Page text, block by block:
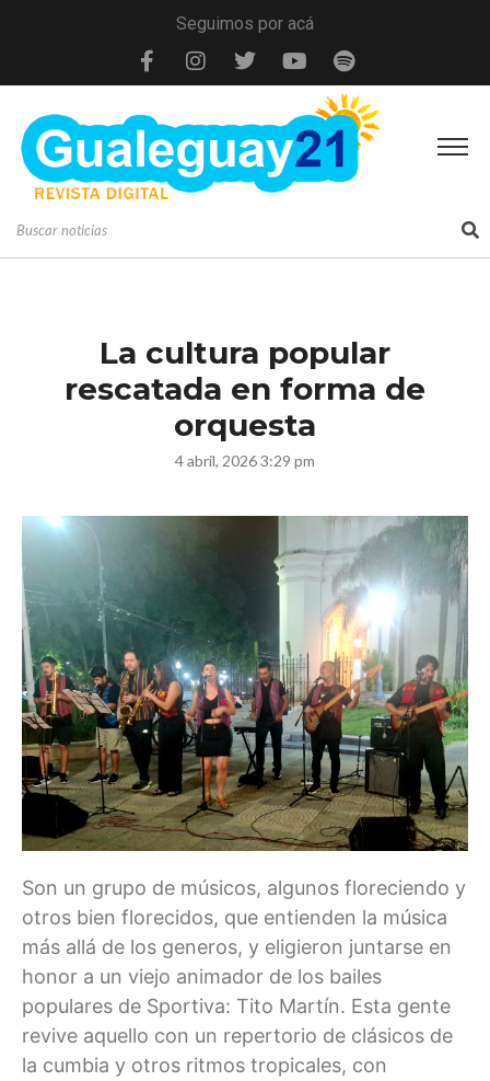
Seguimos por acá
La cultura popular
rescatada en forma de
orquesta
4 abril, 2026 3:29 pm
Son un grupo de músicos, algunos floreciendo y
otros bien florecidos, que entienden la música
más allá de los generos, y eligieron juntarse en
honor a un viejo animador de los bailes
populares de Sportiva: Tito Martín. Esta gente
revive aquello con un repertorio de clásicos de
la cumbia y otros ritmos tropicales, con